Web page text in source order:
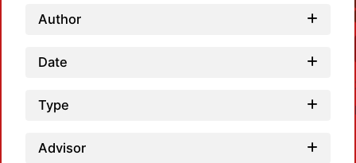
Author
Date
Type
Advisor